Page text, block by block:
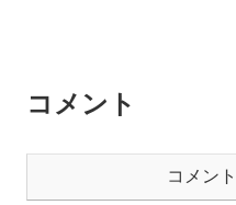
コメント
コメン